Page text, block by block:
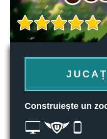
Construiește un